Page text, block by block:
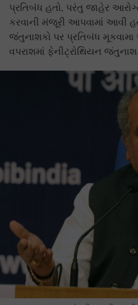
પ્રતિબંધ હતો, પરંતુ જાહેર
કરવાની મંજૂરી આપવામાં આવી
જંતુનાશકો પર પ્રતિબંધ
વપરાશમાં ફેનીટ્રોથિયન